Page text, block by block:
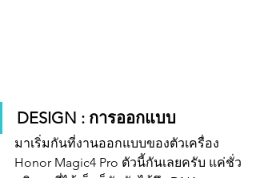
DESIGN : การออกแบบ
มาเริ่มกันที่งานออกแบบของตัวเครื่อง
Honor Magic4 Pro ตัวนี้กันเลยครับ แค่ชั่ว